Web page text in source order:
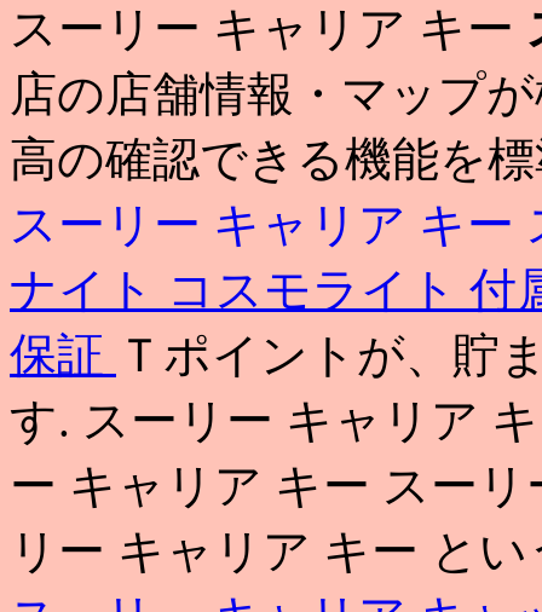
スーリー キャリア キー
店の店舗情報・マップ
高の確認できる機能を
スーリー キャリア キー
ナイト コスモライト 付
保証 Ｔポイントが、貯
す. スーリー キャリア
ー キャリア キー スー
リー キャリア キー と